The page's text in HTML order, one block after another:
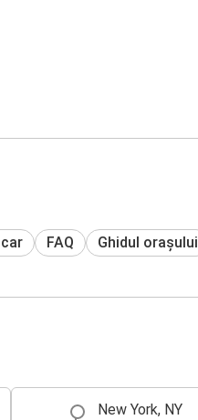
FAQ Ghidul orașului
New York, NY